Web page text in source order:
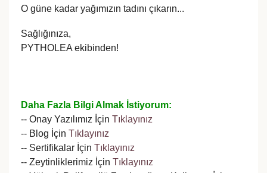
O güne kadar yağımızın tadını çıkarın...
Sağlığınıza,
PYTHOLEA ekibinden!
Daha Fazla Bilgi Almak İstiyorum:
-- Onay Yazılımız İçin Tıklayınız
-- Blog İçin Tıklayınız
-- Sertifikalar İçin Tıklayınız
-- Zeytinliklerimiz İçin Tıklayınız